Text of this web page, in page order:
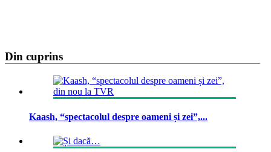
Din cuprins
Kaash, “spectacolul despre oameni și zei”,...